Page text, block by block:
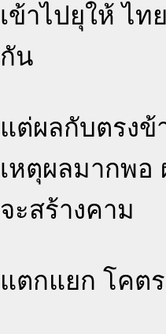
เข้าไปยุให้ ไ
กัน
แต่ผลกับตรงข้
เหตุผลมากพอ
จะสร้างคาม
แตกแยก โคตร